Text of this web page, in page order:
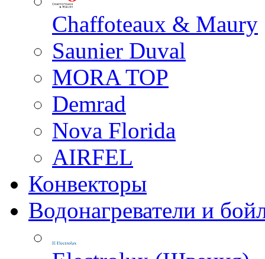
Chaffoteaux & Maury
Saunier Duval
MORA TOP
Demrad
Nova Florida
AIRFEL
Конвекторы
Водонагреватели и